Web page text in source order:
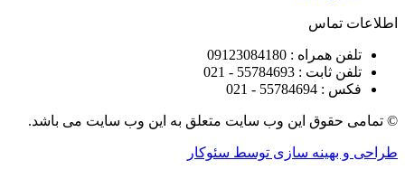
: 09123084180
: 55784693 - 021
این وب سایت متعلق به این وب سایت می باشد.
سازی توسط سئوکار